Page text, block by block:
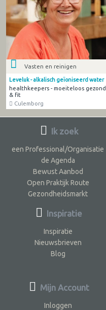
Vasten en reinigen
Leveluk - alkalisch geïoniseerd water
healthkeepers - moeiteloos gezond
& fit
Culemborg
Ik zoek
een Professional/Organisatie
de Agenda
Bewust Aanbod
Open Praktijk Route
Gezondheidsmarkt
Inspiratie
Inspiratie
Nieuwsbrieven
Blog
Mijn Account
Inloggen